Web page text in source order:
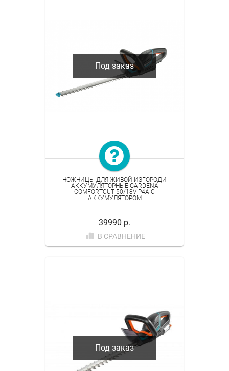
Под заказ
НОЖНИЦЫ ДЛЯ ЖИВОЙ ИЗГОРОДИ
АККУМУЛЯТОРНЫЕ GARDENA
COMFORTCUT 50/18V P4A С
АККУМУЛЯТОРОМ
39990 р.
В СРАВНЕНИЕ
Под заказ